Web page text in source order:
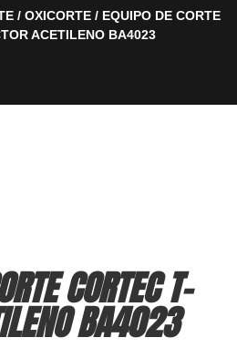
/ OXICORTE / EQUIPO DE CORTE
ACETILENO BA4023
CORTEC T-
BA4023